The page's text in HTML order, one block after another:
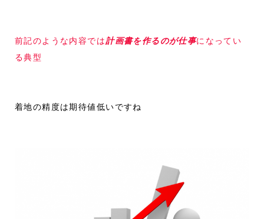
前記のような内容では計画書を作るのが仕事になってい
る典型
着地の精度は期待値低いですね